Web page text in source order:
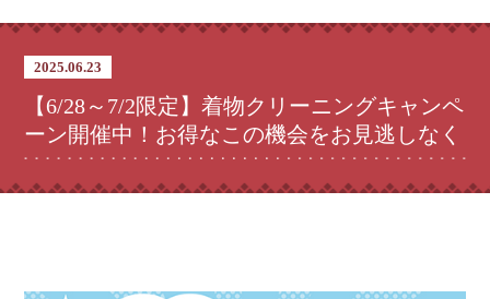
2025.06.23
【6/28～7/2限定】着物クリーニングキャンペ
ーン開催中！お得なこの機会をお見逃しなく